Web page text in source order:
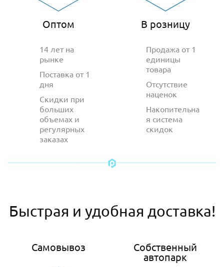
Оптом
14 лет на
рынке
Поставка от 1
дня
Скидки при
больших
объемах и
регулярных
заказах
В розницу
Продажа от 1
единицы
товара
Отсутствие
наценок
Накопительна
я система
скидок
Быстрая и удобная доставка!
Самовывоз
Собственный
автопарк